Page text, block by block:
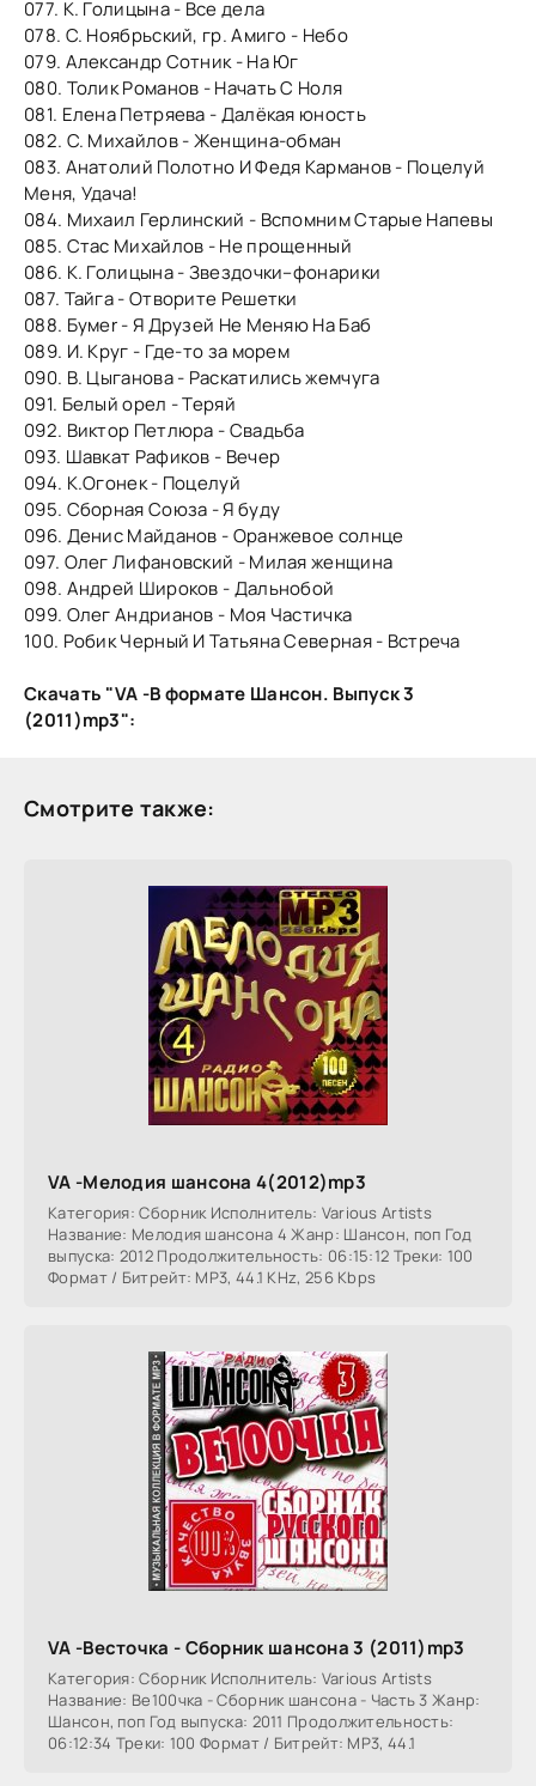
077. К. Голицына - Все дела
078. С. Ноябрьский, гр. Амиго - Небо
079. Александр Сотник - На Юг
080. Толик Романов - Начать С Ноля
081. Елена Петряева - Далёкая юность
082. С. Михайлов - Женщина-обман
083. Анатолий Полотно И Федя Карманов - Поцелуй
Меня, Удача!
084. Михаил Герлинский - Вспомним Старые Напевы
085. Стас Михайлов - Не прощенный
086. К. Голицына - Звездочки–фонарики
087. Тайга - Отворите Решетки
088. Бумеr - Я Друзей Не Меняю На Баб
089. И. Круг - Где-то за морем
090. В. Цыганова - Раскатились жемчуга
091. Белый орел - Теряй
092. Виктор Петлюра - Свадьба
093. Шавкат Рафиков - Вечер
094. К.Огонек - Поцелуй
095. Сборная Cоюза - Я буду
096. Денис Майданов - Оранжевое солнце
097. Олег Лифановский - Милая женщина
098. Андрей Широков - Дальнобой
099. Олег Андрианов - Моя Частичка
100. Робик Черный И Татьяна Северная - Встреча
Скачать "VA -В формате Шансон. Выпуск 3
(2011)mp3":
Смотрите также:
VA -Мелодия шансона 4(2012)mp3
Категория: Сборник Исполнитель: Various Artists
Название: Мелодия шансона 4 Жанр: Шансон, поп Год
выпуска: 2012 Продолжительность: 06:15:12 Треки: 100
Формат / Битрейт: MP3, 44.1 KHz, 256 Kbps
VA -Весточка - Сборник шансона 3 (2011)mp3
Категория: Сборник Исполнитель: Various Artists
Название: Ве100чка - Сборник шансона - Часть 3 Жанр:
Шансон, поп Год выпуска: 2011 Продолжительность:
06:12:34 Треки: 100 Формат / Битрейт: MP3, 44.1